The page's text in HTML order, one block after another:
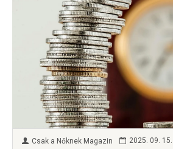
Csak a Nőknek Magazin 2025. 09. 15.